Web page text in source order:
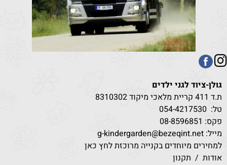
גולן-ציוד לגני ילדים
ת.ד 411 קריית מלאכי מיקוד 8310302
טל:
054-4217530
פקס: 08-8596851
מייל: g-kindergarden@bezeqint.net
למחירים מיוחדים בקנייה מרוכזת לחץ כאן
אודות / תקנון